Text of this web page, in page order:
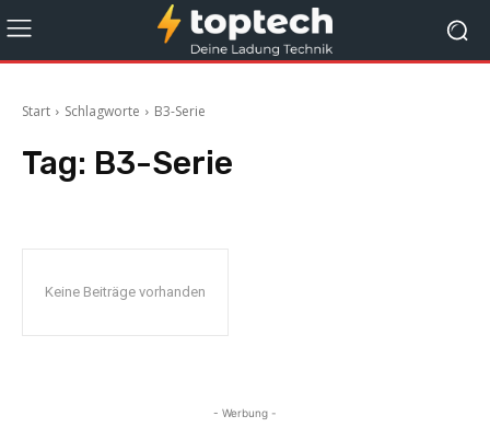
Start Schlagworte B3-Serie
Tag: B3-Serie
Keine Beiträge vorhanden
- Werbung -